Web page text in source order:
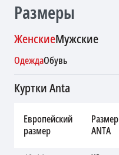
Размеры
ЖенскиеМужские
ОдеждаОбувь
Куртки Anta
Европейский
размер
Размер
ANTA